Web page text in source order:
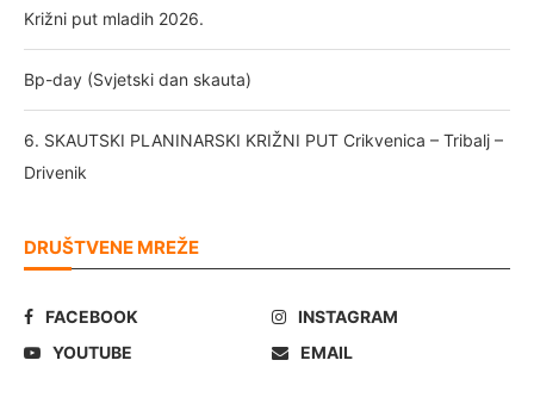
Križni put mladih 2026.
Bp-day (Svjetski dan skauta)
6. SKAUTSKI PLANINARSKI KRIŽNI PUT Crikvenica – Tribalj –
Drivenik
DRUŠTVENE MREŽE
FACEBOOK
INSTAGRAM
YOUTUBE
EMAIL